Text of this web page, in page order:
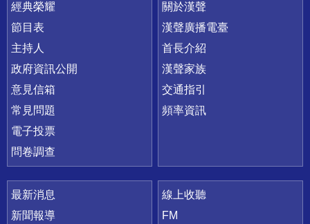
快速連結
經典榮耀
節目表
主持人
政府資訊公開
意見信箱
常見問題
電子投票
問卷調查
關於漢聲
漢聲廣播電臺
首長介紹
漢聲家族
交通指引
頻率資訊
最新消息
新聞報導
線上收聽
FM